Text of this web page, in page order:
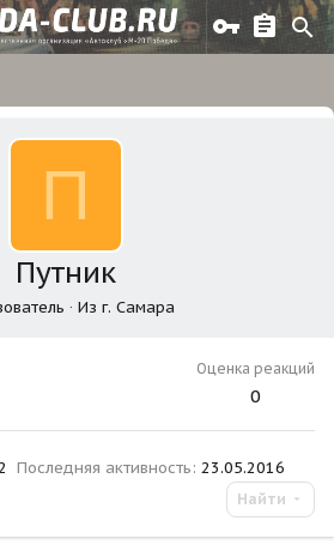
П
Путник
· Из г. Самара
Оценка реакций
0
Последняя активность 23.05.2016
Найти